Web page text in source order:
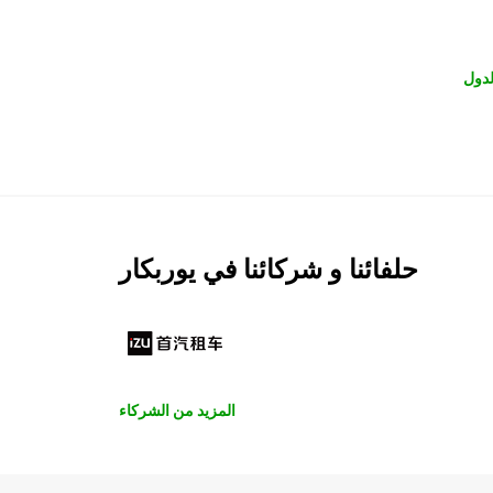
حلفائنا و شركائنا في يوربكار
المزيد من الشركاء